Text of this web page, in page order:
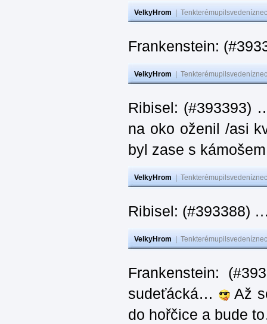
VelkyHrom
Frankenstein:
VelkyHrom
Ribisel: (#393393)
na oko oženil /asi
byl zase s
VelkyHrom
Ribisel: (#393388)
VelkyHrom
Frankenstein:
sudeťácká…
Až
do hořčice a bude